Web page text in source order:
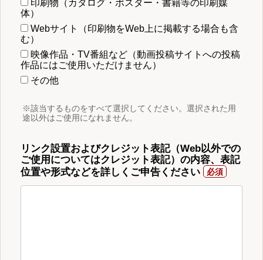
印刷物（カタログ・ポスター・書籍等の印刷媒
体）
Webサイト（印刷物をWeb上に掲載する場合も含
む）
映像作品・TV番組など（動画投稿サイトへの投稿
作品にはご使用いただけません）
その他
※該当するものをすべて選択してください。選択された用
途以外はご使用になれません。
リンク設置およびクレジット表記（Web以外での
ご使用についてはクレジット表記）の内容、表記
位置や形式などを詳しくご申告ください